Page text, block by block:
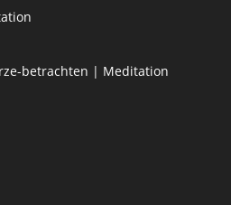
betrachten | Meditation